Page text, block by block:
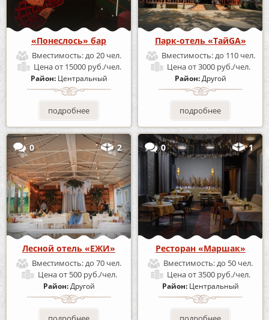
«Понеслось» бар
Вместимость:до 20 чел.
Ценаот 15000 руб./чел.
Район: Центральный
подробнее
Парк-отель «ТайGA»
Вместимость:до 110 чел.
Ценаот 3000 руб./чел.
Район:Другой
подробнее
0 2
Лесной отель «ЕЖИ»
Вместимость:до 70 чел.
Ценаот 500 руб./чел.
Район:Другой
0 1
Ресторан «Маршак»
Вместимость:до 50 чел.
Ценаот 3500 руб./чел.
Район: Центральный